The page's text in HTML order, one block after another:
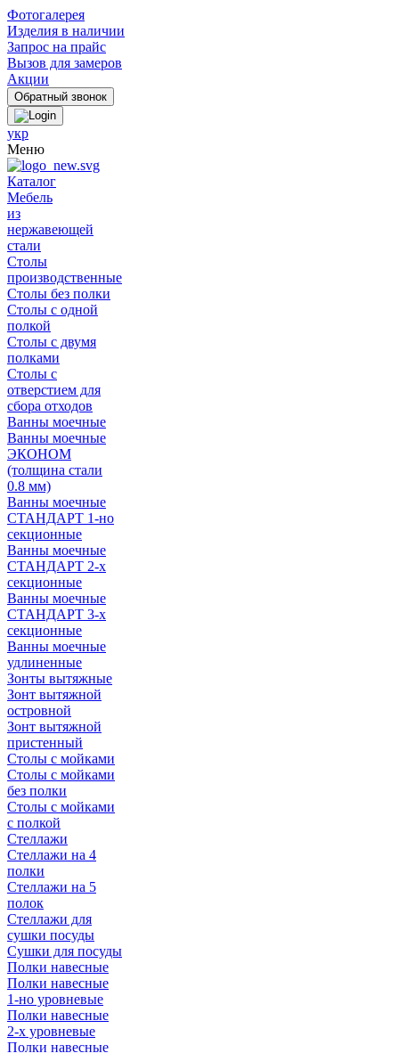
Фотогалерея
Изделия в наличии
Запрос на прайс
Вызов для замеров
Акции
укр
Меню
Каталог
Мебель
из
нержавеющей
стали
Столы
производственные
Столы без полки
Столы с одной
полкой
Столы с двумя
полками
Столы с
отверстием для
сбора отходов
Ванны моечные
Ванны моечные
ЭКОНОМ
(толщина стали
0.8 мм)
Ванны моечные
СТАНДАРТ 1-но
секционные
Ванны моечные
СТАНДАРТ 2-х
секционные
Ванны моечные
СТАНДАРТ 3-х
секционные
Ванны моечные
удлиненные
Зонты вытяжные
Зонт вытяжной
островной
Зонт вытяжной
пристенный
Столы с мойками
Столы с мойками
без полки
Столы с мойками
с полкой
Стеллажи
Стеллажи на 4
полки
Стеллажи на 5
полок
Стеллажи для
сушки посуды
Сушки для посуды
Полки навесные
Полки навесные
1-но уровневые
Полки навесные
2-х уровневые
Полки навесные